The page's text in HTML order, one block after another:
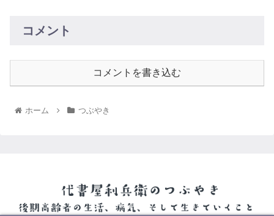
コメント
コメントを書き込む
ホーム つぶやき